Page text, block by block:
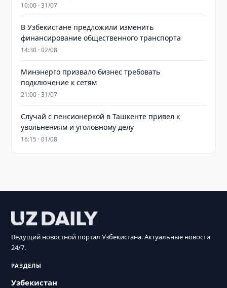
10:00 · 31/07
В Узбекистане предложили изменить
финансирование общественного транспорта
14:30 · 02/08
Минэнерго призвало бизнес требовать
подключение к сетям
21:00 · 31/07
Случай с пенсионеркой в Ташкенте привел к
увольнениям и уголовному делу
16:15 · 01/08
Ведущий новостной портал Узбекистана. Актуальные новости
24/7.
РАЗДЕЛЫ
Узбекистан